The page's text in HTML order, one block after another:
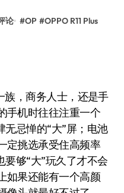
论 #OP #OPPO R11 Plus
，商务人士，还是手
手机时往往注重一个
无忌惮的“大”屏；电池
定挑选承受住高频率
要够“大”玩久了才不会
如果还能有一个高颜